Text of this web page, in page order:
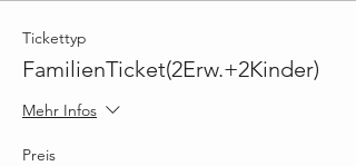
Tickettyp
FamilienTicket(2Erw.+2Kinder)
Mehr Infos
Preis